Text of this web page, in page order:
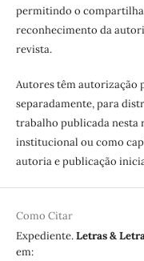
permitindo o
reconhecimento da
revista.
Autores têm autorização
separadamente, para
trabalho publicada nesta
institucional ou como
autoria e publicação
Como Citar
Expediente.Letras &
em: